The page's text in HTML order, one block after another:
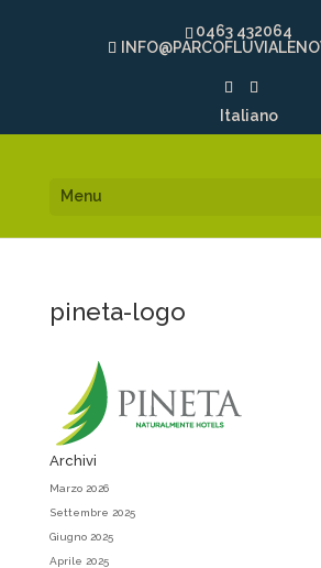
0463 432064
Italiano
Menu
pineta-logo
Archivi
Marzo 2026
Settembre 2025
Giugno 2025
Aprile 2025